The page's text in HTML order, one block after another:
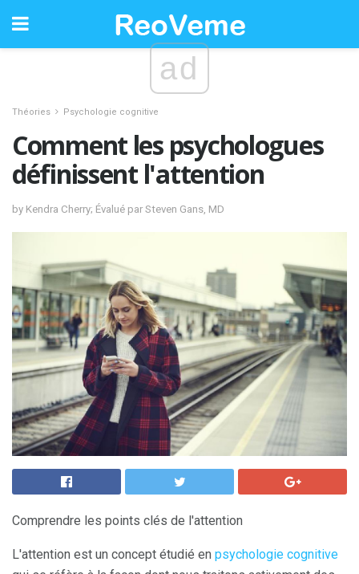
ad
Théories Psychologie cognitive
Comment les psychologues
définissent l'attention
by Kendra Cherry; Évalué par Steven Gans, MD
Comprendre les points clés de l'attention
L'attention est un concept étudié en psychologie cognitive